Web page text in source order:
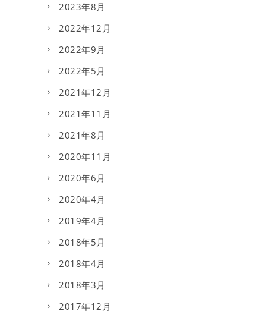
2023年8月
2022年12月
2022年9月
2022年5月
2021年12月
2021年11月
2021年8月
2020年11月
2020年6月
2020年4月
2019年4月
2018年5月
2018年4月
2018年3月
2017年12月